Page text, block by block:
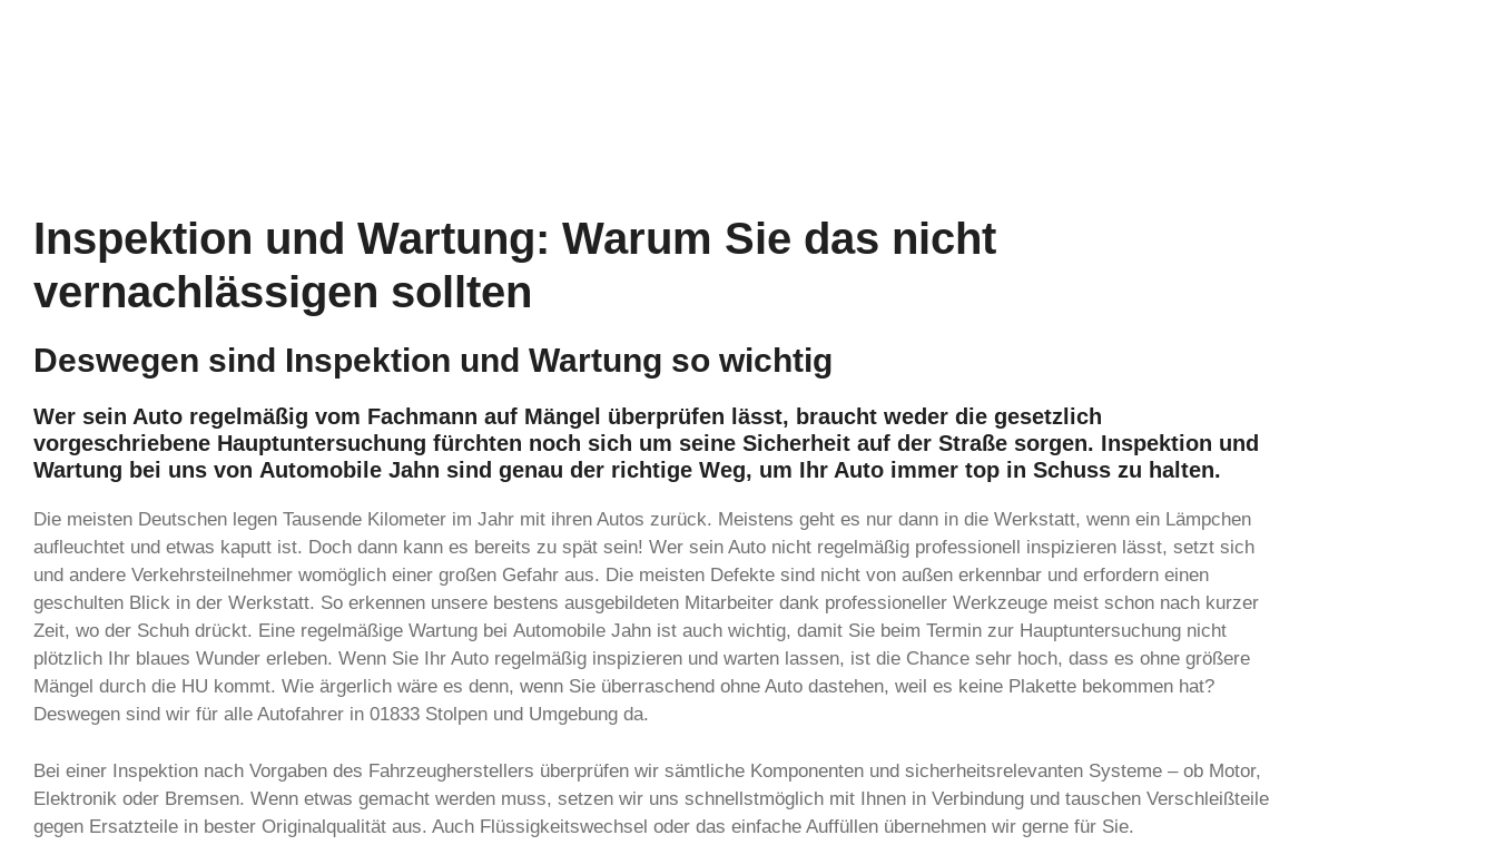
Inspektion und Wartung: Warum Sie das nicht
vernachlässigen sollten
Deswegen sind Inspektion und Wartung so wichtig
Wer sein Auto regelmäßig vom Fachmann auf Mängel überprüfen lässt, braucht weder die gesetzlich
vorgeschriebene Hauptuntersuchung fürchten noch sich um seine Sicherheit auf der Straße sorgen. Inspektion und
Wartung bei uns von Automobile Jahn sind genau der richtige Weg, um Ihr Auto immer top in Schuss zu halten.
Die meisten Deutschen legen Tausende Kilometer im Jahr mit ihren Autos zurück. Meistens geht es nur dann in die Werkstatt, wenn ein Lämpchen
aufleuchtet und etwas kaputt ist. Doch dann kann es bereits zu spät sein! Wer sein Auto nicht regelmäßig professionell inspizieren lässt, setzt sich
und andere Verkehrsteilnehmer womöglich einer großen Gefahr aus. Die meisten Defekte sind nicht von außen erkennbar und erfordern einen
geschulten Blick in der Werkstatt. So erkennen unsere bestens ausgebildeten Mitarbeiter dank professioneller Werkzeuge meist schon nach kurzer
Zeit, wo der Schuh drückt. Eine regelmäßige Wartung bei Automobile Jahn ist auch wichtig, damit Sie beim Termin zur Hauptuntersuchung nicht
plötzlich Ihr blaues Wunder erleben. Wenn Sie Ihr Auto regelmäßig inspizieren und warten lassen, ist die Chance sehr hoch, dass es ohne größere
Mängel durch die HU kommt. Wie ärgerlich wäre es denn, wenn Sie überraschend ohne Auto dastehen, weil es keine Plakette bekommen hat?
Deswegen sind wir für alle Autofahrer in 01833 Stolpen und Umgebung da.
Bei einer Inspektion nach Vorgaben des Fahrzeugherstellers überprüfen wir sämtliche Komponenten und sicherheitsrelevanten Systeme – ob Motor,
Elektronik oder Bremsen. Wenn etwas gemacht werden muss, setzen wir uns schnellstmöglich mit Ihnen in Verbindung und tauschen Verschleißteile
gegen Ersatzteile in bester Originalqualität aus. Auch Flüssigkeitswechsel oder das einfache Auffüllen übernehmen wir gerne für Sie.